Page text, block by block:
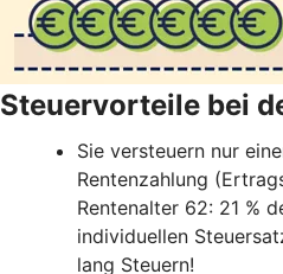
Steuervorteile bei
Sie versteuern nur
Rentenzahlung
Rentenalter 62: 21 %
individuellen
lang Steuern!